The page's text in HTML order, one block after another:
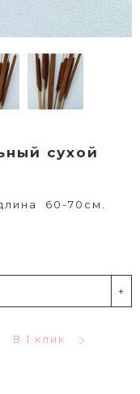
сухой
60-70см.
+
В 1 клик